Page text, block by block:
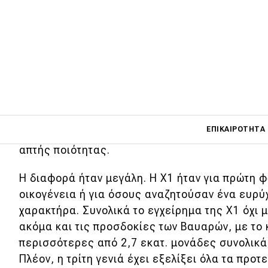
ΕΠΙΚΑΙΡΌΤΗΤΑ
Main navigation
Επικαιρότητα
Νέα μοντέλα
Πρωτότυπα
Ελλάδα
διατηρήθηκαν προφανώς οι τετρακίνητες,
η καμπίνα, αλλά το κυριότερο, αναβαθμίστηκε
απτής ποιότητας.
Η διαφορά ήταν μεγάλη. Η X1 ήταν για πρώτη
οικογένεια ή για όσους αναζητούσαν ένα
χαρακτήρα. Συνολικά το εγχείρημα της X1 όχι
ακόμα και τις προσδοκίες των Βαυαρών, με το
περισσότερες από 2,7 εκατ. μονάδες
Πλέον, η τρίτη γενιά έχει εξελίξει όλα τα